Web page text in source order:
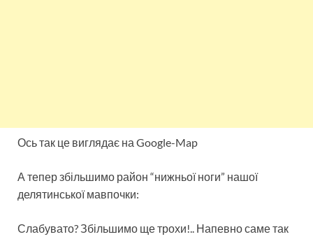
Ось так це виглядає на Google-Map
А тепер збільшимо район “нижньої ноги” нашої
делятинської мавпочки:
Слабувато? Збільшимо ще трохи!.. Напевно саме так